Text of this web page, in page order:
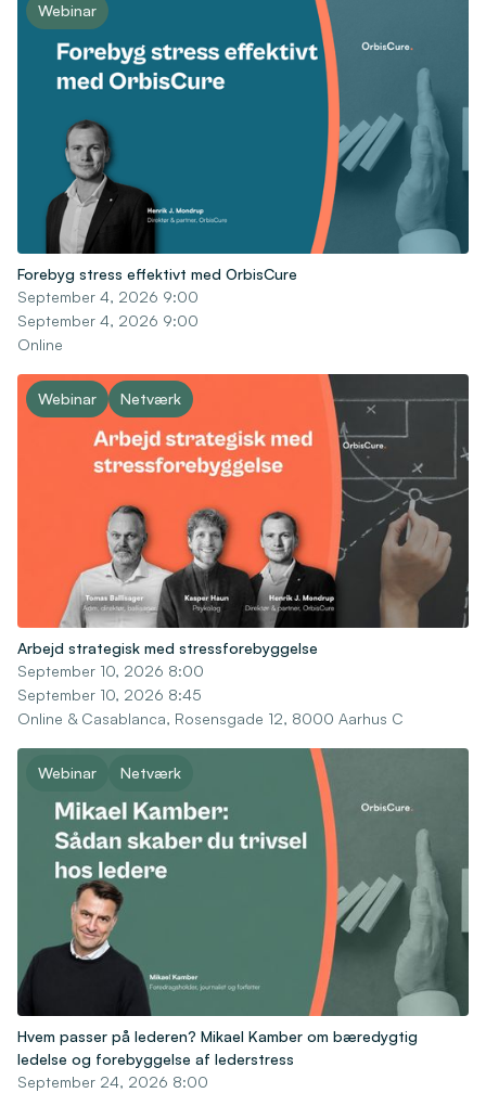
Webinar
Forebyg stress effektivt med OrbisCure
September 4, 2026 9:00
September 4, 2026 9:00
Online
Webinar Netværk
Arbejd strategisk med stressforebyggelse
September 10, 2026 8:00
September 10, 2026 8:45
Online & Casablanca, Rosensgade 12, 8000 Aarhus C
Webinar Netværk
Hvem passer på lederen? Mikael Kamber om bæredygtig
ledelse og forebyggelse af lederstress
September 24, 2026 8:00